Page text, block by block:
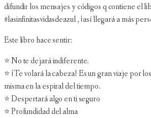
difundir los mensajes y códigos q contiene el
#lasinfinitasvidasdeazul , ¡así llegará a más
Este libro hace sentir:
⭐️ No te dejará indiferente.
⭐️ ¡Te volará la cabeza! Es un gran viaje por
misma en la espiral del tiempo.
⭐️ Despertará algo en ti seguro
⭐️ Profundidad del alma